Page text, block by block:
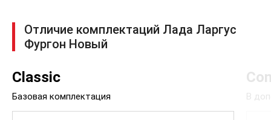
Отличие комплектаций Лада Ларгус
Фургон Новый
Classic
Базовая комплектация В